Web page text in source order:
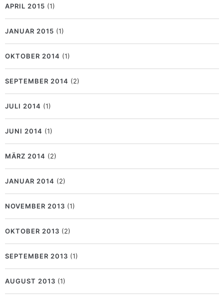
APRIL 2015 (1)
JANUAR 2015 (1)
OKTOBER 2014 (1)
SEPTEMBER 2014 (2)
JULI 2014 (1)
JUNI 2014 (1)
MÄRZ 2014 (2)
JANUAR 2014 (2)
NOVEMBER 2013 (1)
OKTOBER 2013 (2)
SEPTEMBER 2013 (1)
AUGUST 2013 (1)